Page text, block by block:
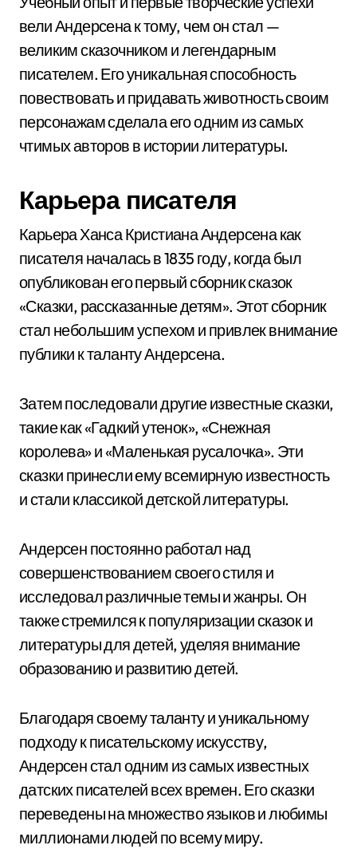
вели Андерсена к тому, чем он стал —
великим сказочником и легендарным
писателем. Его уникальная способность
повествовать и придавать животность своим
персонажам сделала его одним из самых
чтимых авторов в истории литературы.
Карьера писателя
Карьера Ханса Кристиана Андерсена как
писателя началась в 1835 году, когда был
опубликован его первый сборник сказок
«Сказки, рассказанные детям». Этот сборник
стал небольшим успехом и привлек внимание
публики к таланту Андерсена.
Затем последовали другие известные сказки,
такие как «Гадкий утенок», «Снежная
королева» и «Маленькая русалочка». Эти
сказки принесли ему всемирную известность
и стали классикой детской литературы.
Андерсен постоянно работал над
совершенствованием своего стиля и
исследовал различные темы и жанры. Он
также стремился к популяризации сказок и
литературы для детей, уделяя внимание
образованию и развитию детей.
Благодаря своему таланту и уникальному
подходу к писательскому искусству,
Андерсен стал одним из самых известных
датских писателей всех времен. Его сказки
переведены на множество языков и любимы
миллионами людей по всему миру.